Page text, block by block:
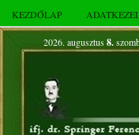
KEZDŐLAP
2026. augusztus 8.